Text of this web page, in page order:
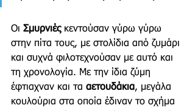
Οι Σμυρνιές κεντούσαν γύρω γύρω
στην πίτα τους, με στολίδια από ζυμάρι
και συχνά φιλοτεχνούσαν με αυτό και
τη χρονολογία. Με την ίδια ζύμη
έφτιαχναν και τα αετουδάκια, μεγάλα
κουλούρια στα οποία έδιναν το σχήμα